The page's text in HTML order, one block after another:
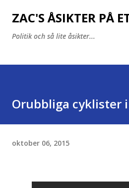
Fortsätt till
ZAC'S ÅSIKTER PÅ
Politik och så lite åsikter...
Orubbliga cyklister
oktober 06, 2015